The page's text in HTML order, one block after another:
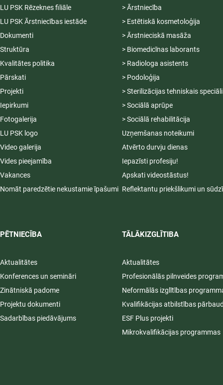
LU PSK Rēzeknes filiāle
LU PSK Ārstniecības iestāde
Dokumenti
Struktūra
Kvalitātes politika
Pārskati
Projekti
Iepirkumi
Fotogalerija
LU PSK logo
Video galerija
Vides pieejamība
Vakances
Nomāt paredzētie nekustamie īpašumi
PĒTNIECĪBA
Aktualitātes
Konferences un semināri
Zinātniskā padome
Projektu dokumenti
Sadarbības piedāvājums
> Ārstniecība
> Estētiskā kosmetoloģija
> Ārstnieciskā masāža
> Biomedicīnas laborants
> Radiologa asistents
> Podoloģija
> Sterilizācijas tehniskais
> Sociālā aprūpe
> Sociālā rehabilitācija
Uzņemšanas noteikumi
Atvērto durvju dienas
Iepazīsti profesiju!
Apskati videostāstus!
Reflektantu priekšlikumi un
TĀLĀKIZGLĪTIBA
Aktualitātes
Profesionālās pilnveides
Neformālās izglītības
Kvalifikācijas atbilstības
ESF Plus projekti
Mikrokvalifikācijas programmas